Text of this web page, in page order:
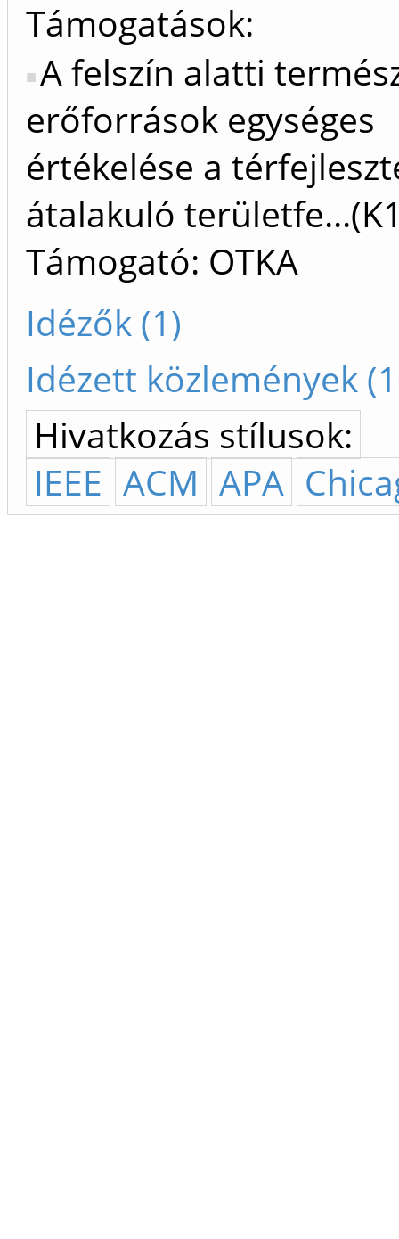
Támogatások:
A felszín alatti
erőforrások egységes
értékelése a
átalakuló
Támogató: OTKA
Idézők (1)
Idézett közlemények
Hivatkozás stílusok:
IEEE ACM APA